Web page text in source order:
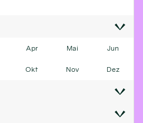
Apr Mai Jun
Okt Nov Dez